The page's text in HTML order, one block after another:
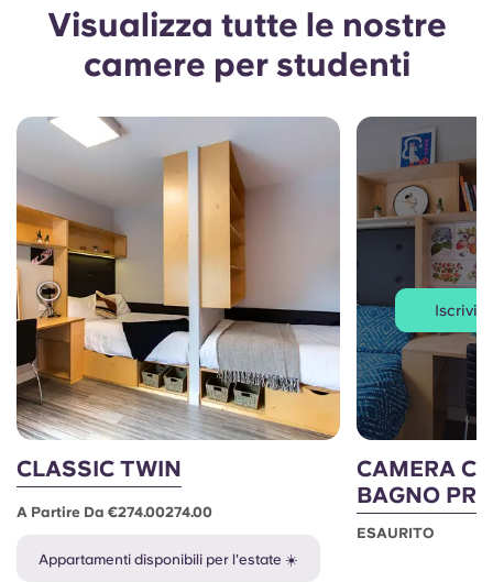
Visualizza tutte le nostre
camere per studenti
CLASSIC TWIN
A Partire Da €274.00274.00
Appartamenti disponibili per l'estate ☀️
Iscriviti
CAMERA
BAGNO
ESAURITO